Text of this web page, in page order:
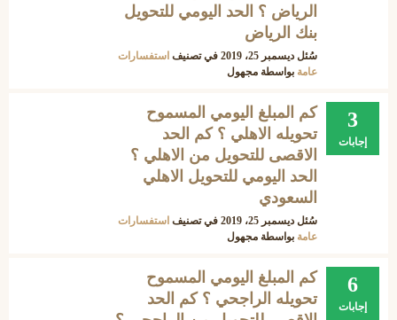
الرياض ؟ الحد اليومي للتحويل
بنك الرياض
سُئل ديسمبر 25، 2019 في تصنيف استفسارات
عامة بواسطة مجهول
3
إجابات
كم المبلغ اليومي المسموح
تحويله الاهلي ؟ كم الحد
الاقصى للتحويل من الاهلي ؟
الحد اليومي للتحويل الاهلي
السعودي
سُئل ديسمبر 25، 2019 في تصنيف استفسارات
عامة بواسطة مجهول
6
إجابات
كم المبلغ اليومي المسموح
تحويله الراجحي ؟ كم الحد